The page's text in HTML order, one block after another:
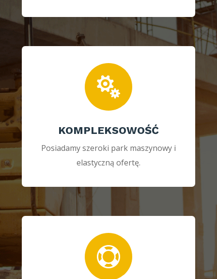

KOMPLEKSOWOŚĆ
Posiadamy szeroki park maszynowy i
elastyczną ofertę.
